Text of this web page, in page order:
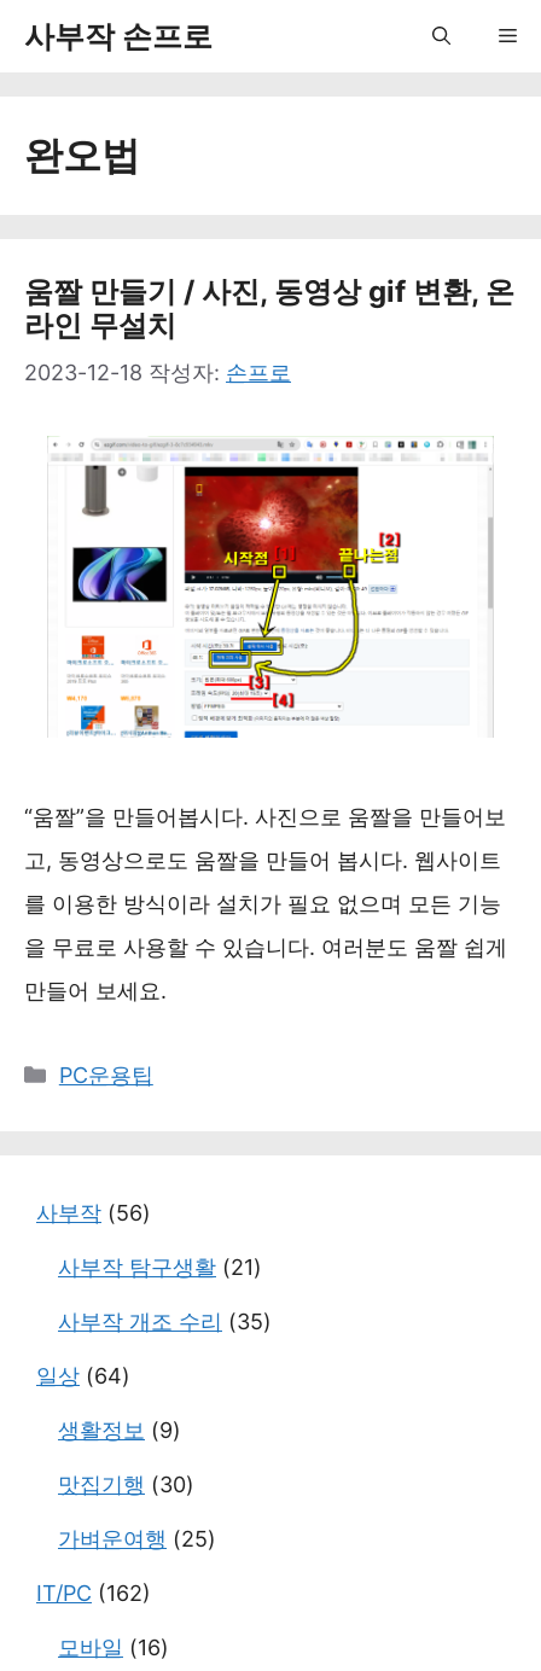
사부작 손프로
완오법
움짤 만들기 / 사진, 동영상 gif 변환, 온
라인 무설치
2023-12-18 작성자: 손프로
“움짤”을 만들어봅시다. 사진으로 움짤을 만들어보
고, 동영상으로도 움짤을 만들어 봅시다. 웹사이트
를 이용한 방식이라 설치가 필요 없으며 모든 기능
을 무료로 사용할 수 있습니다. 여러분도 움짤 쉽게
만들어 보세요.
카
PC운용팁
사부작 (56)
사부작 탐구생활 (21)
사부작 개조 수리 (35)
일상 (64)
생활정보 (9)
맛집기행 (30)
가벼운여행 (25)
IT/PC (162)
모바일 (16)